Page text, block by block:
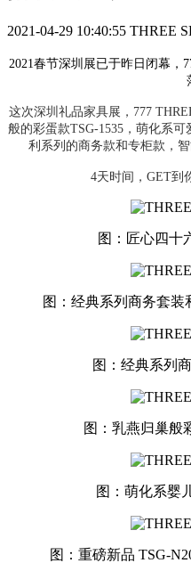
2021-04-29 10:40:55 THREE
2021春节深圳展已于昨日闭幕，
这次深圳礼品家具展，777
般的彩蛋款TSG-1535，萌化系
利系列的商务款和专柜款，
4天时间，GET到
图：匠心四十
图：经典系列商务套装
图：经典系列
图：乳燕归巢般
图：萌化系婴
图：重磅新品 TSG-